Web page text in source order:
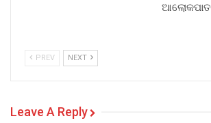
ଆଲୋକପାତ
PREV NEXT
Leave A Reply